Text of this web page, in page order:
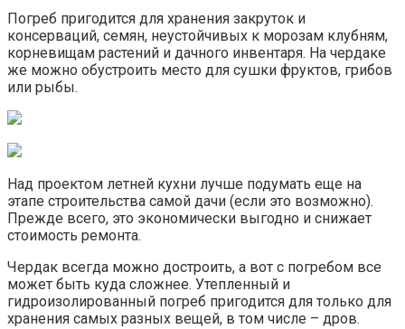
Погреб пригодится для хранения закруток и
консерваций, семян, неустойчивых к морозам клубням,
корневищам растений и дачного инвентаря. На чердаке
же можно обустроить место для сушки фруктов, грибов
или рыбы.
Над проектом летней кухни лучше подумать еще на
этапе строительства самой дачи (если это возможно).
Прежде всего, это экономически выгодно и снижает
стоимость ремонта.
Чердак всегда можно достроить, а вот с погребом все
может быть куда сложнее. Утепленный и
гидроизолированный погреб пригодится для только для
хранения самых разных вещей, в том числе – дров.